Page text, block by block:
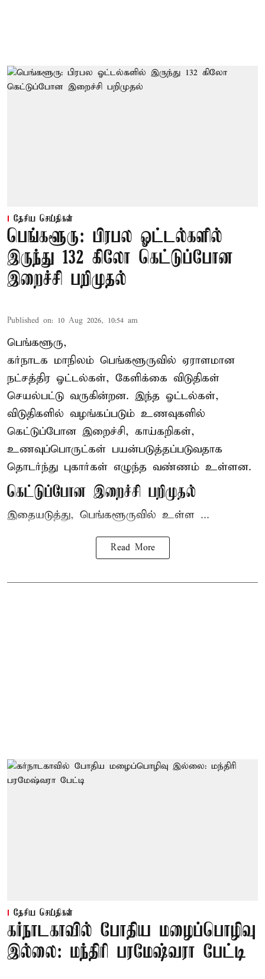
தேசிய செய்திகள்
பெங்களூரு: பிரபல ஓட்டல்களில்
இருந்து 132 கிலோ கெட்டுப்போன
இறைச்சி பறிமுதல்
Published on: 10 Aug 2026, 10:54 am
பெங்களூரு,
கர்நாடக மாநிலம் பெங்களூருவில் ஏராளமான
நட்சத்திர ஓட்டல்கள், கேளிக்கை விடுதிகள்
செயல்பட்டு வருகின்றன. இந்த ஓட்டல்கள்,
விடுதிகளில் வழங்கப்படும் உணவுகளில்
கெட்டுப்போன இறைச்சி, காய்கறிகள்,
உணவுப்பொருட்கள் பயன்படுத்தப்படுவதாக
தொடர்ந்து புகார்கள் எழுந்த வண்ணம் உள்ளன.
கெட்டுப்போன இறைச்சி பறிமுதல்
இதையடுத்து, பெங்களூருவில் உள்ள ...
Read More
தேசிய செய்திகள்
கர்நாடகாவில் போதிய மழைப்பொழிவு
இல்லை: மந்திரி பரமேஷ்வரா பேட்டி